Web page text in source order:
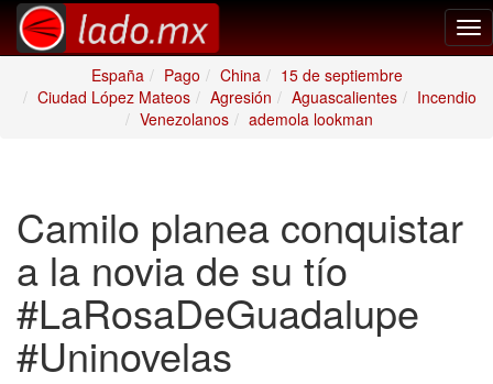
España
Pago China
15 de septiembre
Ciudad López Mateos
Agresión Aguascalientes
Incendio
Venezolanos
ademola lookman
Camilo planea conquistar
a la novia de su tío
#LaRosaDeGuadalupe
#Uninovelas